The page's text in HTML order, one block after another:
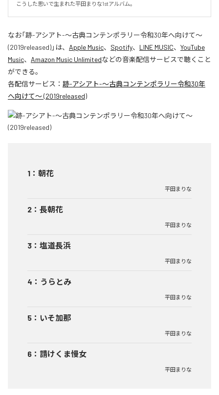
こうした思いで生まれた平田まりな1stアルバム。
なお「跡-アシアト-〜古典コンテンポラリー令和30年へ向けて〜
(2019released)」は、 Apple Music、 Spotify、 LINE MUSIC、 YouTube
Music、 Amazon Music Unlimitedなどの音楽配信サービスで聴くこと
ができる。
各配信サービス： 跡-アシアト-〜古典コンテンポラリー令和30年
へ向けて〜 (2019released)
1 ： 朝花
平田まりな
2 ： 長朝花
平田まりな
3 ： 塩道長浜
平田まりな
4 ： うらとみ
平田まりな
5 ： いそ加那
平田まりな
6 ： 請けくま慢女
平田まりな